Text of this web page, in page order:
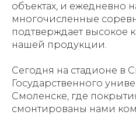
объектах, и ежедневно
многочисленные
подтверждает высокое
нашей продукции.
Сегодня на стадионе в
Государственного
Смоленске, где
смонтированы нами